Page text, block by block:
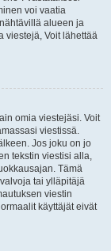
voi vaatia
alueen ja
viestejä, Voit lähettää
omia viestejäsi. Voit
viestissä.
Jos joku on jo
tekstin viestisi alla,
Tämä
tai ylläpitäjä
viestin
käyttäjät eivät